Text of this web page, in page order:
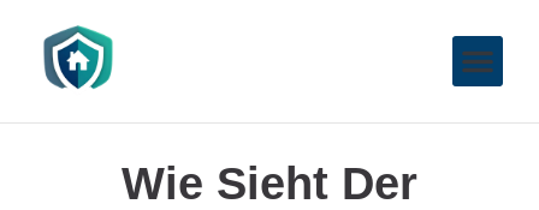
Wie Sieht Der